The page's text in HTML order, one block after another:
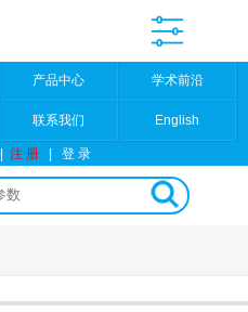
产品中心 学术前沿
联系我们 English
|注 册 |登 录